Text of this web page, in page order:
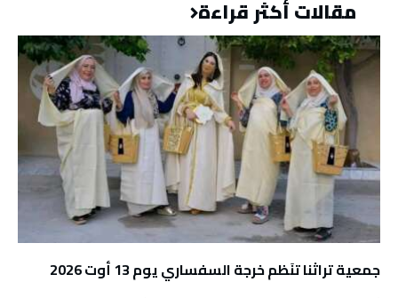
مقالات أكثر قراءة
جمعية تراثنا تنَظم خرجة السفساري يوم 13 أوت 2026